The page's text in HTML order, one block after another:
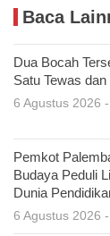
Baca
Dua Bocah
Satu Tewas
6 Agustus 2026
Pemkot
Budaya Peduli
Dunia
6 Agustus 2026